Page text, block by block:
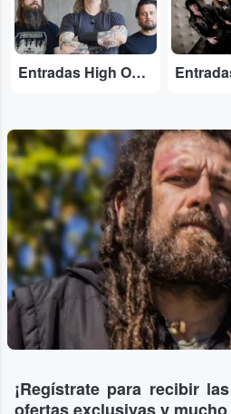
Entradas High On Fire
¡Regístrate para recibir